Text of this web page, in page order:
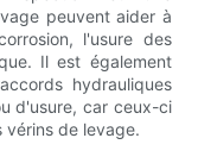
peuvent aider à
l'usure des
Il est également
hydrauliques
d'usure, car ceux-ci
de levage.